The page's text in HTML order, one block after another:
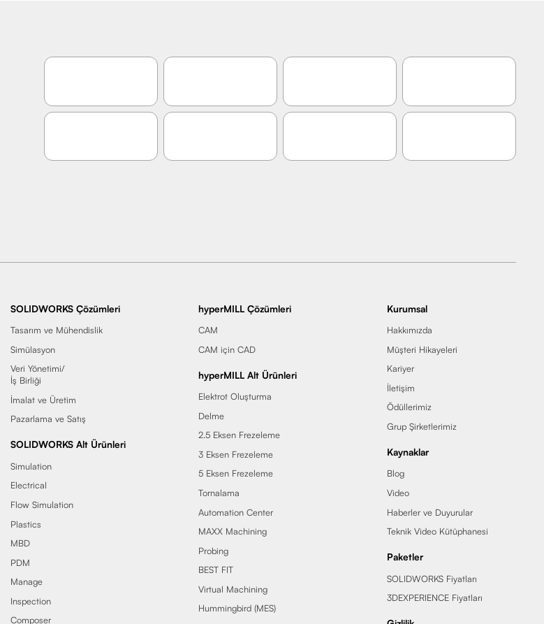
SOLIDWORKS Çözümleri
Tasarım ve Mühendislik
Simülasyon
Veri Yönetimi/
İş Birliği
İmalat ve Üretim
Pazarlama ve Satış
SOLIDWORKS Alt Ürünleri
Simulation
Electrical
Flow Simulation
Plastics
MBD
PDM
Manage
Inspection
Composer
hyperMILL Çözümleri
CAM
CAM için CAD
hyperMILL Alt Ürünleri
Elektrot Oluşturma
Delme
2.5 Eksen Frezeleme
3 Eksen Frezeleme
5 Eksen Frezeleme
Tornalama
Automation Center
MAXX Machining
Probing
BEST FIT
Virtual Machining
Hummingbird (MES)
Kurumsal
Hakkımızda
Müşteri Hikayeleri
Kariyer
İletişim
Ödüllerimiz
Grup Şirketlerimiz
Kaynaklar
Blog
Video
Haberler ve Duyurular
Teknik Video Kütüphanesi
Paketler
SOLIDWORKS Fiyatları
3DEXPERIENCE Fiyatları